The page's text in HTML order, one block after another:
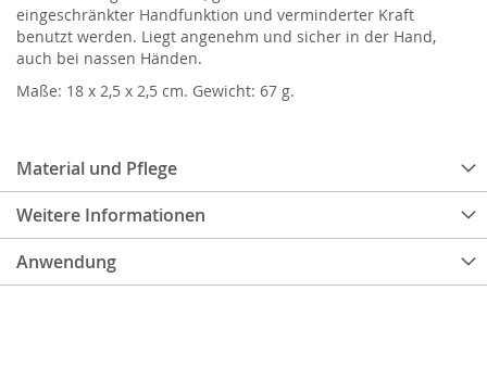
Material und Pflege
Weitere Informationen
Anwendung
eingeschränkter Handfunktion und verminderter Kraft
benutzt werden. Liegt angenehm und sicher in der Hand,
auch bei nassen Händen.
Maße: 18 x 2,5 x 2,5 cm. Gewicht: 67 g.